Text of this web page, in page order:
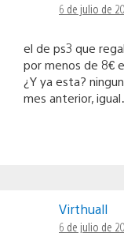
6 de julio de
el de ps3 que
por menos de 8€
¿Y ya esta?
mes anterior,
Virthuall
6 de julio de